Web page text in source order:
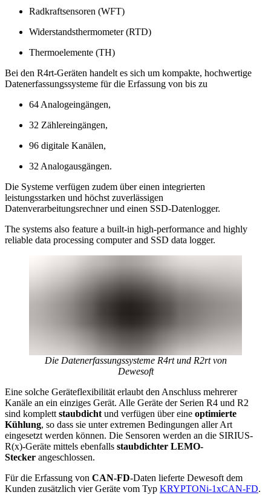
Radkraftsensoren (WFT)
Widerstandsthermometer (RTD)
Thermoelemente (TH)
Bei den R4rt-Geräten handelt es sich um kompakte, hochwertige
Datenerfassungssysteme für die Erfassung von bis zu
64 Analogeingängen,
32 Zählereingängen,
96 digitale Kanälen,
32 Analogausgängen.
Die Systeme verfügen zudem über einen integrierten
leistungsstarken und höchst zuverlässigen
Datenverarbeitungsrechner und einen SSD-Datenlogger.
The systems also feature a built-in high-performance and highly
reliable data processing computer and SSD data logger.
Die Datenerfassungssysteme R4rt und R2rt von
Dewesoft
Eine solche Geräteflexibilität erlaubt den Anschluss mehrerer
Kanäle an ein einziges Gerät. Alle Geräte der Serien R4 und R2
sind komplett staubdicht und verfügen über eine optimierte
Kühlung, so dass sie unter extremen Bedingungen aller Art
eingesetzt werden können. Die Sensoren werden an die SIRIUS-
R(x)-Geräte mittels ebenfalls staubdichter LEMO-
Stecker angeschlossen.
Für die Erfassung von CAN-FD-Daten lieferte Dewesoft dem
Kunden zusätzlich vier Geräte vom Typ KRYPTONi-1xCAN-FD.